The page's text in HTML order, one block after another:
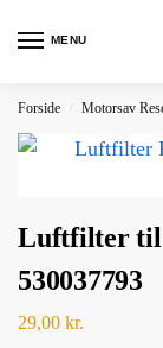
MENU
Forside / Motorsav
Luftfilter til
530037793
29,00 kr.